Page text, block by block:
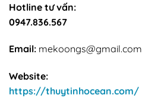
Hotline tư vấn:
0947.836.567
Email: mekoongs@gmail.com
Website:
https://thuytinhocean.com/